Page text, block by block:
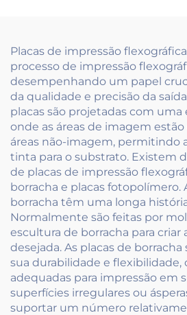
Placas de impressão
processo de impressão
desempenhando um papel
da qualidade e precisão da
placas são projetadas com
onde as áreas de imagem
áreas não-imagem, permitindo
tinta para o substrato. Existem
de placas de impressão
borracha e placas fotopolímero.
borracha têm uma longa
Normalmente são feitas por
escultura de borracha para criar
desejada. As placas de
sua durabilidade e flexibilidade,
adequadas para impressão em
superfícies irregulares ou
suportar um número